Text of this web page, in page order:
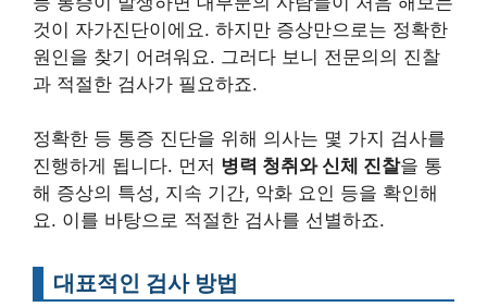
것이 자가진단이에요. 하지만 증상만으로는 정확한
원인을 찾기 어려워요. 그러다 보니 전문의의 진찰
과 적절한 검사가 필요하죠.
정확한 등 통증 진단을 위해 의사는 몇 가지 검사를
진행하게 됩니다. 먼저 병력 청취와 신체 진찰을 통
해 증상의 특성, 지속 기간, 악화 요인 등을 확인해
요. 이를 바탕으로 적절한 검사를 선별하죠.
대표적인 검사 방법